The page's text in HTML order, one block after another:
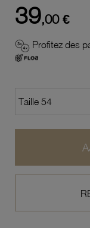
39,00 €
Profitez des